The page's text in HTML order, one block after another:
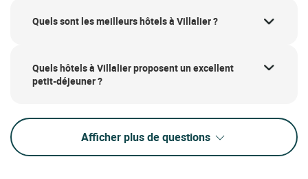
Quels sont les meilleurs hôtels à Villalier ?
Quels hôtels à Villalier proposent un excellent
petit-déjeuner ?
Afficher plus de questions